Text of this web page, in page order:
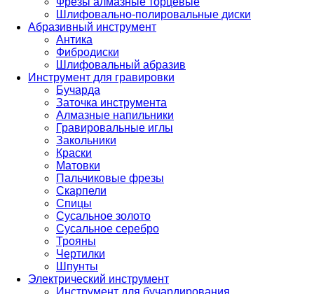
Шлифовально-полировальные диски
Абразивный инструмент
Антика
Фибродиски
Шлифовальный абразив
Инструмент для гравировки
Бучарда
Заточка инструмента
Алмазные напильники
Гравировальные иглы
Закольники
Краски
Матовки
Пальчиковые фрезы
Скарпели
Спицы
Сусальное золото
Сусальное серебро
Трояны
Чертилки
Шпунты
Электрический инструмент
Инструмент для бучардирования